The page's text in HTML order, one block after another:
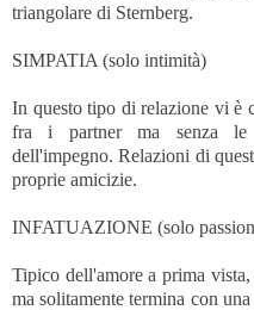
triangolare di Sternberg.
SIMPATIA (solo intimità)
In questo tipo di relazione vi è
fra i partner ma senza le
dell'impegno. Relazioni di
proprie amicizie.
INFATUAZIONE (solo
Tipico dell'amore a prima
ma solitamente termina con